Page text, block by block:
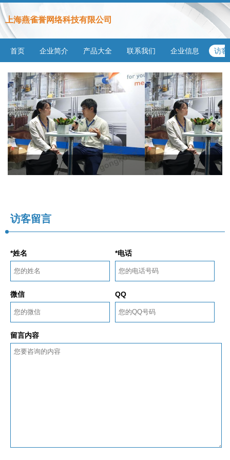
上海燕雀誉网络科技有限公司
首页 企业简介 产品大全 联系我们 企业信息 访客
访客留言
*姓名 *电话
微信 QQ
留言内容